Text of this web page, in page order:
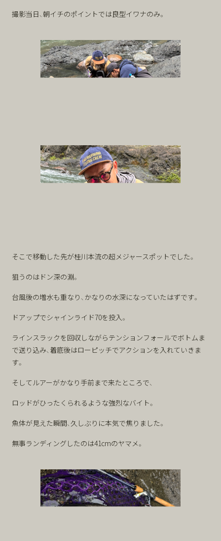
撮影当日、朝イチのポイントでは良型イワナのみ。
そこで移動した先が桂川本流の超メジャースポットでした。
狙うのはドン深の淵。
台風後の増水も重なり、かなりの水深になっていたはずです。
ドアップでシャインライド70を投入。
ラインスラックを回収しながらテンションフォールでボトムま
で送り込み、着底後はローピッチでアクションを入れていきま
す。
そしてルアーがかなり手前まで来たところで、
ロッドがひったくられるような強烈なバイト。
魚体が見えた瞬間、久しぶりに本気で焦りました。
無事ランディングしたのは41cmのヤマメ。